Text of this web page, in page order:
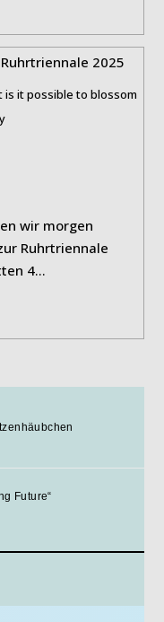
is it possible to blossom
wir morgen
Ruhrtriennale
4…
Future“